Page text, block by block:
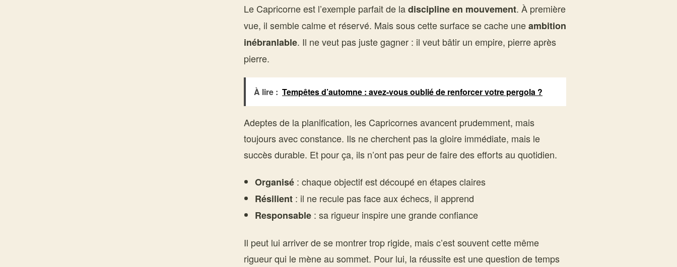
Le Capricorne est l’exemple parfait de ladiscipline en mouvement. À première
vue, il semble calme et réservé. Mais sous cette surface se cache uneambition
inébranlable. Il ne veut pas juste gagner : il veut bâtir un empire, pierre après
pierre.
À lire : Tempêtes d’automne : avez-vous oublié de renforcer votre pergola ?
Adeptes de la planification, les Capricornes avancent prudemment, mais
toujours avec constance. Ils ne cherchent pas la gloire immédiate, mais le
succès durable. Et pour ça, ils n’ont pas peur de faire des efforts au quotidien.
Organisé: chaque objectif est découpé en étapes claires
Résilient: il ne recule pas face aux échecs, il apprend
Responsable: sa rigueur inspire une grande confiance
Il peut lui arriver de se montrer trop rigide, mais c’est souvent cette même
rigueur qui le mène au sommet. Pour lui, la réussite est une question de temps